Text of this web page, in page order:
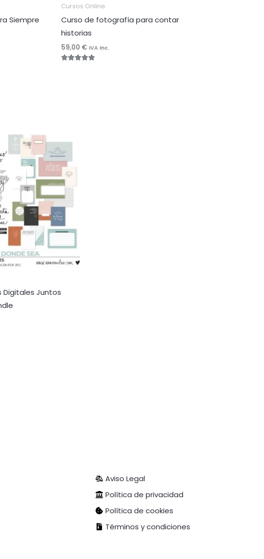
Siempre
Cursos Online
Curso de fotografía para contar
historias
59,00 € IVA Inc.
Digitales Juntos
Aviso Legal
Política de privacidad
Política de cookies
Términos y condiciones